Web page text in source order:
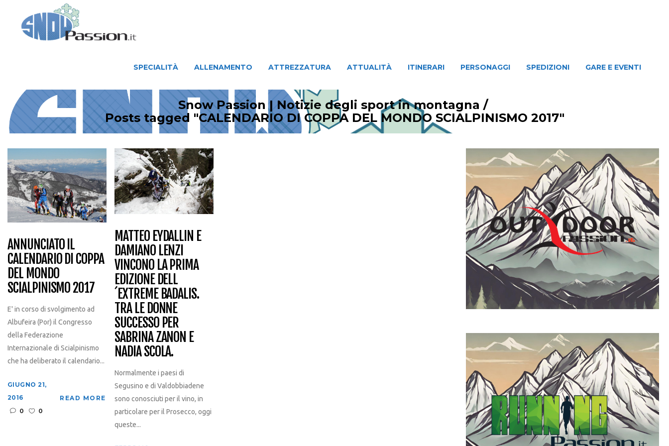
SPECIALITÀ ALLENAMENTO ATTREZZATURA ATTUALITÀ ITINERARI PERSONAGGI SPEDIZIONI GARE E EVENTI
Snow Passion | Notizie degli sport in montagna /
Posts tagged "CALENDARIO DI COPPA DEL MONDO SCIALPINISMO 2017"
ANNUNCIATO IL
CALENDARIO DI COPPA
DEL MONDO
SCIALPINISMO 2017
E' in corso di svolgimento ad
Albufeira (Por) il Congresso
della Federazione
Internazionale di Scialpinismo
che ha deliberato il calendario...
GIUGNO 21,
2016
0
0
READ MORE
MATTEO EYDALLIN E
DAMIANO LENZI
VINCONO LA PRIMA
EDIZIONE DELL
´EXTREME BADALIS.
TRA LE DONNE
SUCCESSO PER
SABRINA ZANON E
NADIA SCOLA.
Normalmente i paesi di
Segusino e di Valdobbiadene
sono conosciuti per il vino, in
particolare per il Prosecco, oggi
queste...